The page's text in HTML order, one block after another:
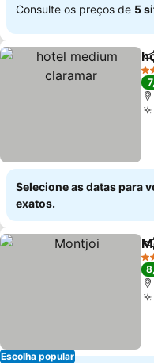
Consulte os preços de 5
3
Selecione as datas para
exatos.
Escolha popular
3